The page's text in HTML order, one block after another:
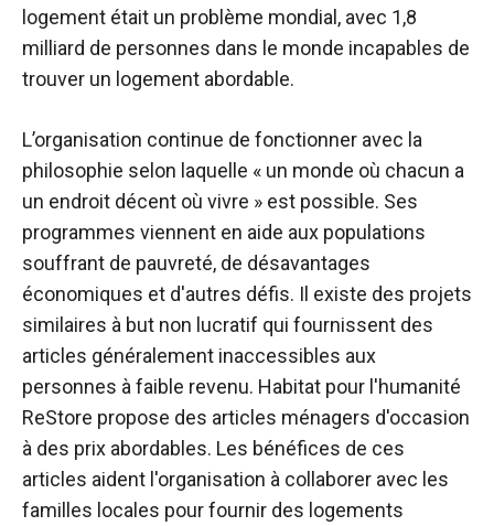
logement était un problème mondial, avec 1,8
milliard de personnes dans le monde incapables de
trouver un logement abordable.
L’organisation continue de fonctionner avec la
philosophie selon laquelle « un monde où chacun a
un endroit décent où vivre » est possible. Ses
programmes viennent en aide aux populations
souffrant de pauvreté, de désavantages
économiques et d'autres défis. Il existe des projets
similaires à but non lucratif qui fournissent des
articles généralement inaccessibles aux
personnes à faible revenu. Habitat pour l'humanité
ReStore propose des articles ménagers d'occasion
à des prix abordables. Les bénéfices de ces
articles aident l'organisation à collaborer avec les
familles locales pour fournir des logements